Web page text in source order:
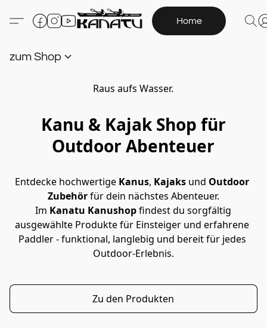
Home
zum Shop
Raus aufs Wasser.
Kanu & Kajak Shop für
Outdoor Abenteuer
Entdecke hochwertige Kanus, Kajaks und Outdoor
Zubehör für dein nächstes Abenteuer.
Im Kanatu Kanushop findest du sorgfältig
ausgewählte Produkte für Einsteiger und erfahrene
Paddler - funktional, langlebig und bereit für jedes
Outdoor-Erlebnis.
Zu den Produkten